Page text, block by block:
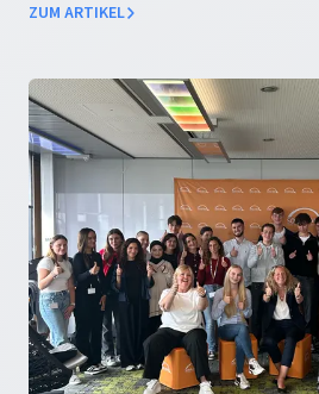
ZUM ARTIKEL